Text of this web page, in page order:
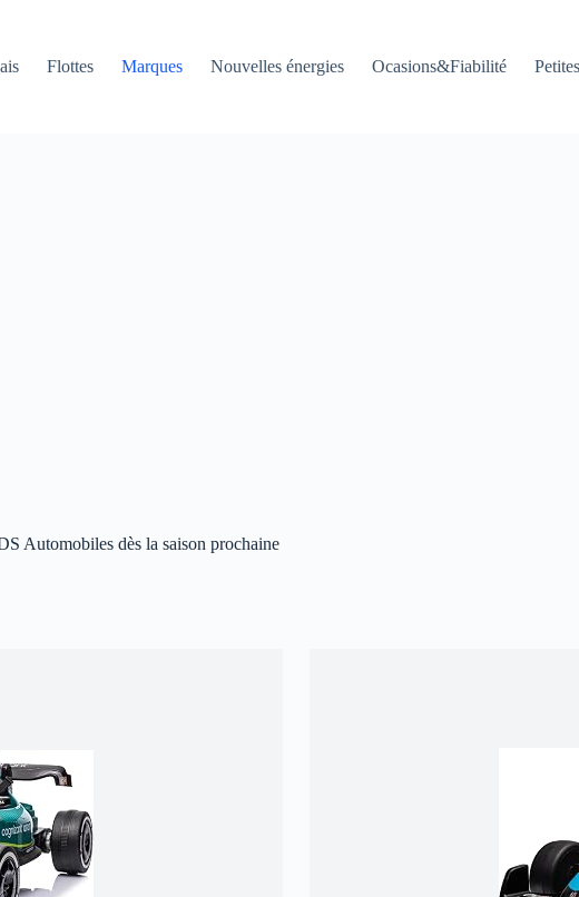
Flottes Marques Nouvelles énergies Ocasions&Fiabilité
Automobiles dès la saison prochaine